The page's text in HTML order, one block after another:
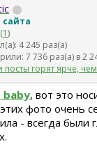
1)
4 245 раз(а)
7 736 раз(а) в 2
посты горят ярче,
baby, вот это
фото очень
- всегда были